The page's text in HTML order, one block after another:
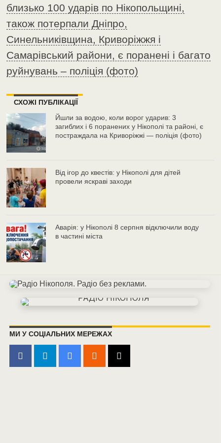
близько 100 ударів по Нікопольщині,
також потерпали Дніпро,
Синельниківщина, Криворіжжя і
Самарівський райони, є поранені і багато
руйнувань – поліція (фото)
СХОЖІ ПУБЛІКАЦІЇ
Йшли за водою, коли ворог ударив: 3
загиблих і 6 поранених у Нікополі та районі, є
постраждала на Криворіжжі — поліція (фото)
Від ігор до квестів: у Нікополі для дітей
провели яскраві заходи
Аварія: у Нікополі 8 серпня відключили воду
в частині міста
МИ У СОЦІАЛЬНИХ МЕРЕЖАХ